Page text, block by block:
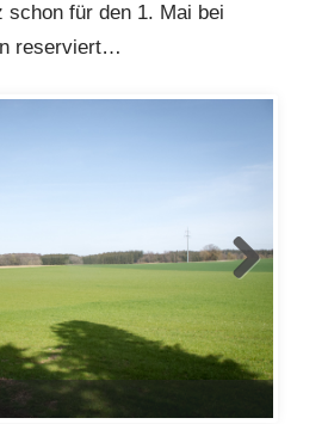
schon für den 1. Mai bei
reserviert…